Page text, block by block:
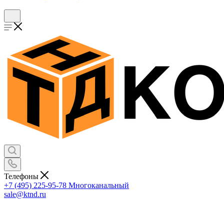
Телефоны
+7 (495) 225-95-78 Многоканальный
sale@ktnd.ru